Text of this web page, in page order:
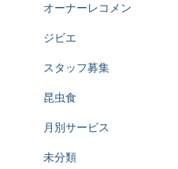
オーナーレコメン
ジビエ
スタッフ募集
昆虫食
月別サービス
未分類